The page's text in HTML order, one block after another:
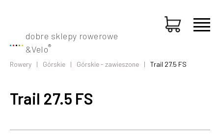
dobre sklepy rowerowe
&Velo®
Rowery Górskie Górskie - zawieszone Trail 27.5 FS
Trail 27.5 FS